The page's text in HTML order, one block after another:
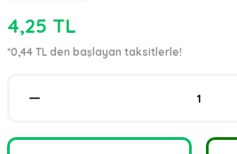
4,25 TL
*0,44 TL den başlayan taksitlerle!